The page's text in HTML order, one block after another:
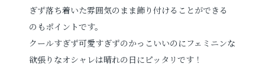
ぎず落ち着いた雰囲気のまま飾り付けることができる
のもポイントです。
クールすぎず可愛すぎずのかっこいいのにフェミニンな
欲張りなオシャレは晴れの日にピッタリです！